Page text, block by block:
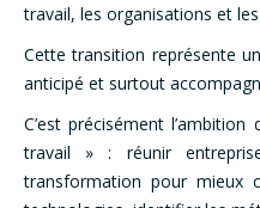
travail, les organisations et
Cette transition représente
anticipé et surtout
C’est précisément
travail » : réunir
transformation pour mieux